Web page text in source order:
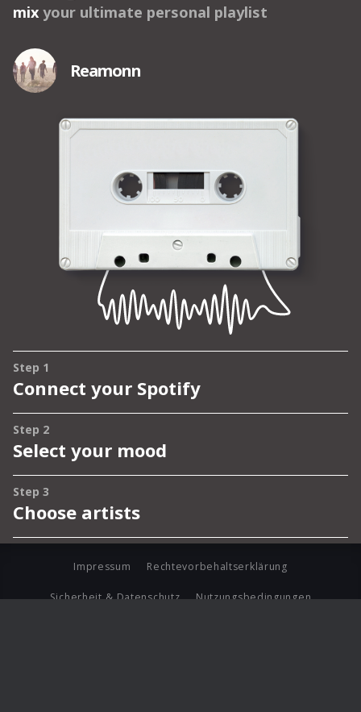
Impressum Rechtevorbehaltserklärung
Sicherheit & Datenschutz Nutzungsbedingungen